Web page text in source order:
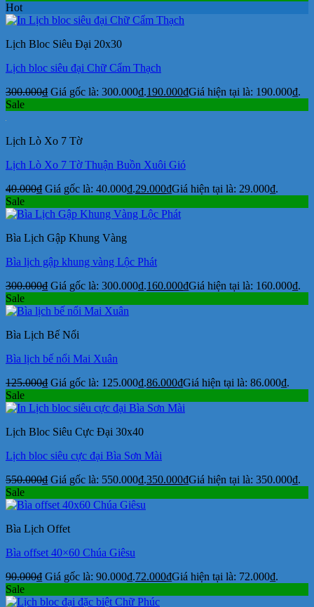
Hot
Lịch Bloc Siêu Đại 20x30
Lịch bloc siêu đại Chữ Cẩm Thạch
300.000₫ Giá gốc là: 300.000₫.190.000₫Giá hiện tại là: 190.000₫.
Sale
Lịch Lò Xo 7 Tờ
Lịch Lò Xo 7 Tờ Thuận Buồn Xuôi Gió
40.000₫ Giá gốc là: 40.000₫.29.000₫Giá hiện tại là: 29.000₫.
Sale
Bìa Lịch Gập Khung Vàng
Bìa lịch gập khung vàng Lộc Phát
300.000₫ Giá gốc là: 300.000₫.160.000₫Giá hiện tại là: 160.000₫.
Sale
Bìa Lịch Bế Nổi
Bìa lịch bế nổi Mai Xuân
125.000₫ Giá gốc là: 125.000₫.86.000₫Giá hiện tại là: 86.000₫.
Sale
Lịch Bloc Siêu Cực Đại 30x40
Lịch bloc siêu cực đại Bìa Sơn Mài
550.000₫ Giá gốc là: 550.000₫.350.000₫Giá hiện tại là: 350.000₫.
Sale
Bìa Lịch Offet
Bìa offset 40×60 Chúa Giêsu
90.000₫ Giá gốc là: 90.000₫.72.000₫Giá hiện tại là: 72.000₫.
Sale